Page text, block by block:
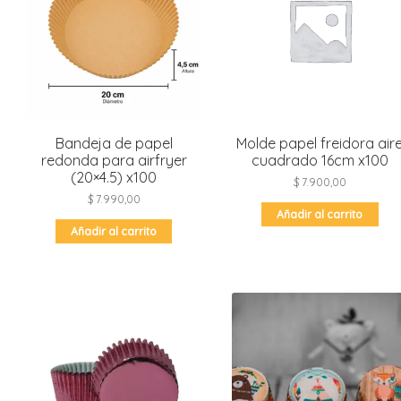
Bandeja de papel
redonda para airfryer
(20×4.5) x100
$7.990,00
Añadir al carrito
Molde papel freidora
cuadrado 16cm x100
$7.900,00
Añadir al carrito